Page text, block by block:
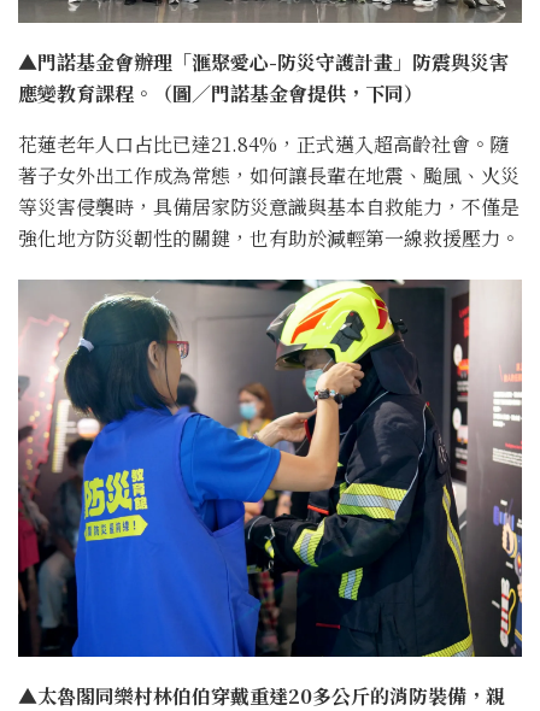
▲門諾基金會辦理「滙聚愛心-防災守護計畫」防震與災害
應變教育課程。（圖／門諾基金會提供，下同）
花蓮老年人口占比已達21.84%，正式邁入超高齡社會。隨
著子女外出工作成為常態，如何讓長輩在地震、颱風、火災
等災害侵襲時，具備居家防災意識與基本自救能力，不僅是
強化地方防災韌性的關鍵，也有助於減輕第一線救援壓力。
▲太魯閣同樂村林伯伯穿戴重達20多公斤的消防裝備，親